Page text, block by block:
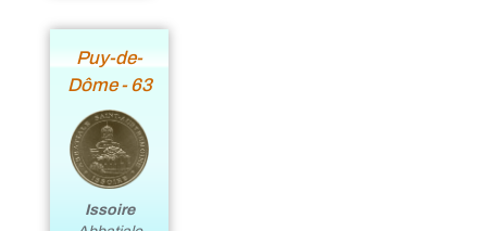
Puy-de-
Dôme - 63
Issoire